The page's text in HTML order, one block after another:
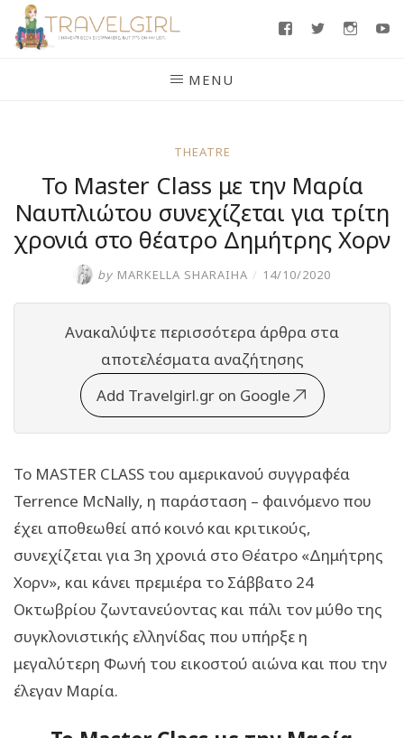
Skip
FacebookTwitter
MENU
THEATRE
Το Master Class με την Μαρία
Ναυπλιώτου συνεχίζεται για τρίτη
χρονιά στο θέατρο Δημήτρης Χορν
by MARKELLA SHARAIHA / 14/10/2020
Ανακαλύψτε περισσότερα άρθρα στα
αποτελέσματα αναζήτησης
Add Travelgirl.gr on Google
Το MASTER CLASS του αμερικανού συγγραφέα
Terrence McNally, η παράσταση – φαινόμενο που
έχει αποθεωθεί από κοινό και κριτικούς,
συνεχίζεται για 3η χρονιά στο Θέατρο «Δημήτρης
Χορν», και κάνει πρεμιέρα το Σάββατο 24
Οκτωβρίου ζωντανεύοντας και πάλι τον μύθο της
συγκλονιστικής ελληνίδας που υπήρξε η
μεγαλύτερη Φωνή του εικοστού αιώνα και που την
έλεγαν Μαρία.